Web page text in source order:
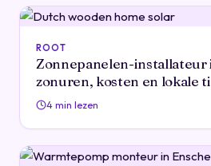
ROOT
Zonnepanelen-installateur
zonuren, kosten en lokale
4 min lezen